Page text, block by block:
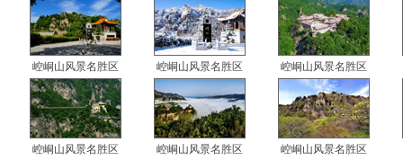
崆峒山风景名胜区 崆峒山风景名胜区 崆峒山风景名胜区
崆峒山风景名胜区 崆峒山风景名胜区 崆峒山风景名胜区